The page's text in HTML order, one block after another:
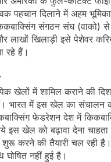
पहचान दिलाने में अहम भूमिका
संगठन संघ (वाको)
लाखों खिलाड़ी इसे पेशेवर
रहे हैं।
खेलों में शामिल कराने की
भारत में इस खेल का संचालन
फेडरेशन देश में
खेल को बढ़ावा देना चाहता
करने की तैयारी चल रही
घोषित नहीं हुई है।